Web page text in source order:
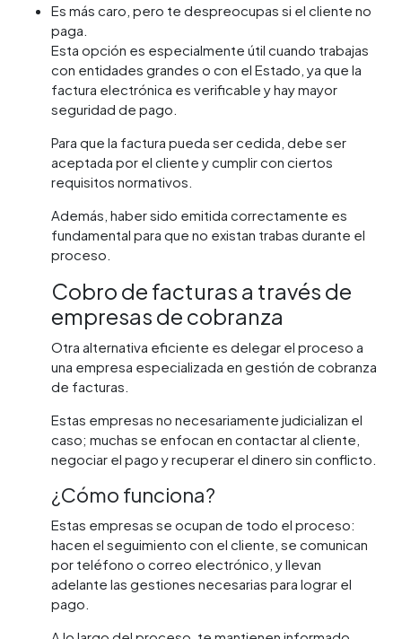
Es más caro, pero te despreocupas si el cliente no
paga.
Esta opción es especialmente útil cuando trabajas
con entidades grandes o con el Estado, ya que la
factura electrónica es verificable y hay mayor
seguridad de pago.
Para que la factura pueda ser cedida, debe ser
aceptada por el cliente y cumplir con ciertos
requisitos normativos.
Además, haber sido emitida correctamente es
fundamental para que no existan trabas durante el
proceso.
Cobro de facturas a través de
empresas de cobranza
Otra alternativa eficiente es delegar el proceso a
una empresa especializada en gestión de cobranza
de facturas.
Estas empresas no necesariamente judicializan el
caso; muchas se enfocan en contactar al cliente,
negociar el pago y recuperar el dinero sin conflicto.
¿Cómo funciona?
Estas empresas se ocupan de todo el proceso:
hacen el seguimiento con el cliente, se comunican
por teléfono o correo electrónico, y llevan
adelante las gestiones necesarias para lograr el
pago.